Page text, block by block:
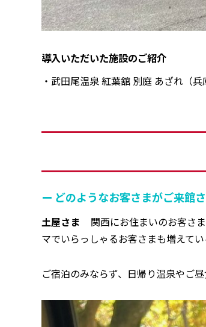
導入いただいた施設のご紹介
・武田尾温泉 紅葉舘 別庭 あざれ（兵
ー どのようなお客さまがご来館
土屋さま
関西にお住まいのお客さ
マでいらっしゃるお客さまも増えてい
ご宿泊のみならず、日帰り温泉やご